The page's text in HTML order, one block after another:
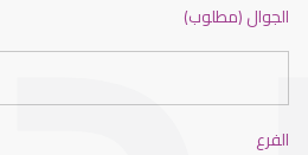
ضعف نظر الاطفال
الجوال (مطلوب)
الفرع